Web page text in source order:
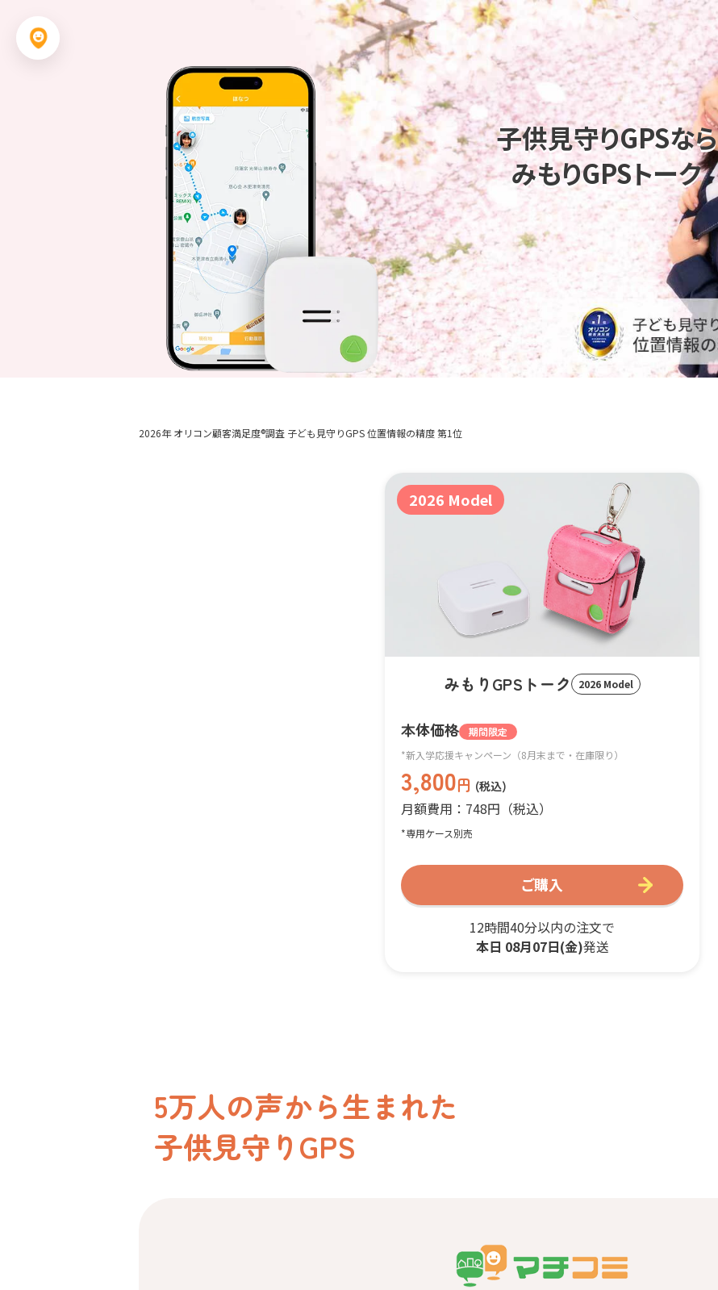
子供見守りGPSなら
みもりGPSトーク
2026年 オリコン顧客満足度®調査 子ども見守りGPS 位置情報の精度 第1位
みもりGPSトーク 2026 Model
本体価格
期間限定
*新入学応援キャンペーン（8月末まで・在庫限り）
3,800円 (税込)
月額費用：748円（税込）
*専用ケース別売
ご購入
12時間40分以内の注文で
本日 08月07日(金)発送
5万人の声から生まれた
子供見守りGPS